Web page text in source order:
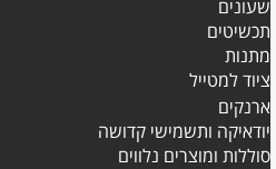
שעונים
תכשיטים
מתנות
ציוד למטייל
ארנקים
יודאיקה ותשמישי קדושה
סוללות ומוצרים נלווים